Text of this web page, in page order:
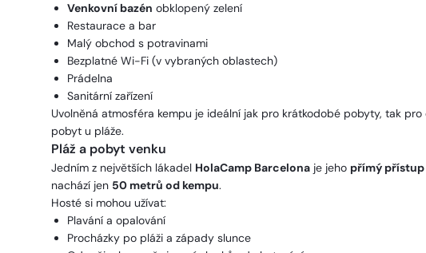
Venkovní bazén obklopený zelení
Restaurace a bar
Malý obchod s potravinami
Bezplatné Wi-Fi (v vybraných oblastech)
Prádelna
Sanitární zařízení
Uvolněná atmosféra kempu je ideální jak pro krátkodobé pobyty, tak
pobyt u pláže.
Pláž a pobyt venku
Jedním z největších lákadel HolaCamp Barcelona je jeho přímý
nachází jen 50 metrů od kempu.
Hosté si mohou užívat:
Plavání a opalování
Procházky po pláži a západy slunce